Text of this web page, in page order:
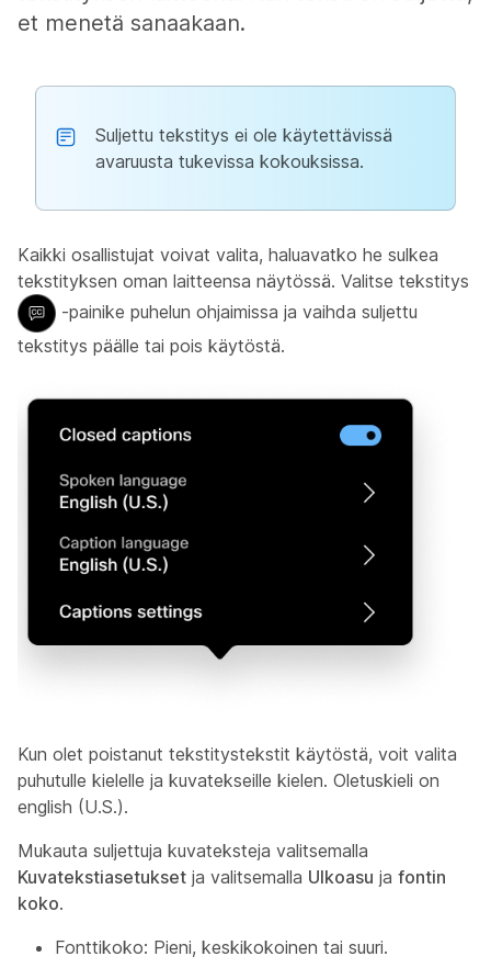
et menetä sanaakaan.
Suljettu tekstitys ei ole käytettävissä
avaruusta tukevissa kokouksissa.
Kaikki osallistujat voivat valita, haluavatko he sulkea
tekstityksen oman laitteensa näytössä. Valitse tekstitys
-painike puhelun ohjaimissa ja vaihda suljettu
tekstitys päälle tai pois käytöstä.
Kun olet poistanut tekstitystekstit käytöstä, voit valita
puhutulle kielelle ja kuvatekseille kielen. Oletuskieli on
english (U.S.).
Mukauta suljettuja kuvateksteja valitsemalla
Kuvatekstiasetukset ja valitsemalla Ulkoasu ja fontin
koko.
Fonttikoko: Pieni, keskikokoinen tai suuri.